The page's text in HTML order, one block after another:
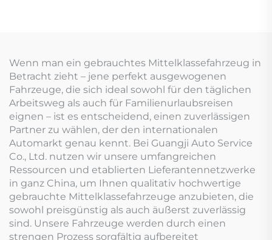
Wenn man ein gebrauchtes Mittelklassefahrzeug in
Betracht zieht – jene perfekt ausgewogenen
Fahrzeuge, die sich ideal sowohl für den täglichen
Arbeitsweg als auch für Familienurlaubsreisen
eignen – ist es entscheidend, einen zuverlässigen
Partner zu wählen, der den internationalen
Automarkt genau kennt. Bei Guangji Auto Service
Co., Ltd. nutzen wir unsere umfangreichen
Ressourcen und etablierten Lieferantennetzwerke
in ganz China, um Ihnen qualitativ hochwertige
gebrauchte Mittelklassefahrzeuge anzubieten, die
sowohl preisgünstig als auch äußerst zuverlässig
sind. Unsere Fahrzeuge werden durch einen
strengen Prozess sorgfältig aufbereitet